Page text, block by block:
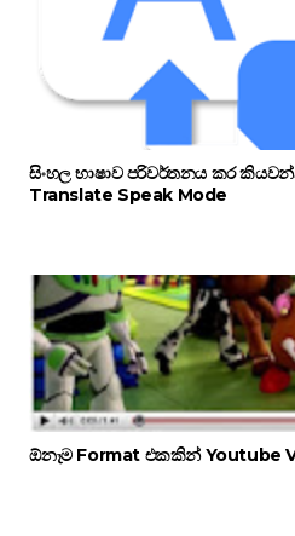
සිංහල භාෂාව පරිවර්තනය කර
Translate Speak Mode
ඕනෑම Format එකකින් Youtube